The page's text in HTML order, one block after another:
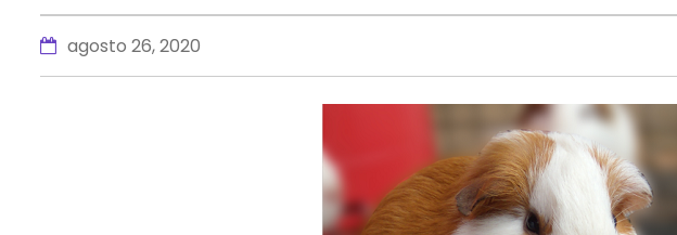
agosto 26, 2020